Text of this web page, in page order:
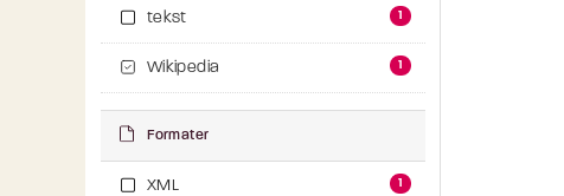
tekst 1
Wikipedia 1
Formater
XML 1